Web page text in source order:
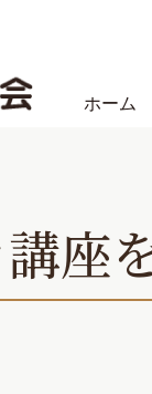
ホーム
座